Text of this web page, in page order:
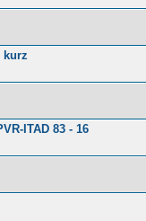
kurz
ITAD 83 - 16